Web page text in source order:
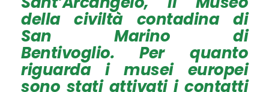
della civiltà contadina di
San Marino di
Bentivoglio. Per quanto
riguarda i musei europei
sono stati attivati i contatti